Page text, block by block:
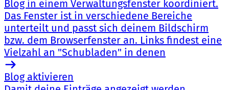
Blog in einem Verwaltungsfenster koordiniert.
Das Fenster ist in verschiedene Bereiche
unterteilt und passt sich deinem Bildschirm
bzw. dem Browserfenster an. Links findest eine
Vielzahl an "Schubladen" in denen
Blog aktivieren